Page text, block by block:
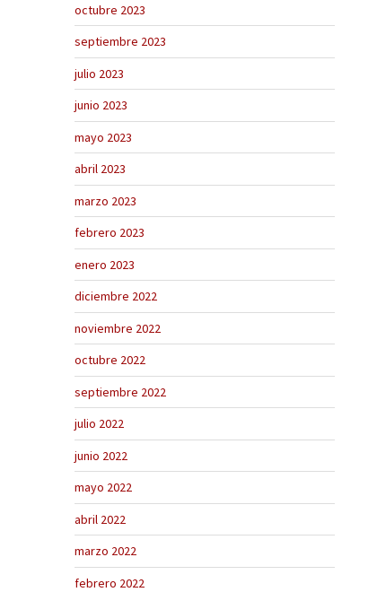
octubre 2023
septiembre 2023
julio 2023
junio 2023
mayo 2023
abril 2023
marzo 2023
febrero 2023
enero 2023
diciembre 2022
noviembre 2022
octubre 2022
septiembre 2022
julio 2022
junio 2022
mayo 2022
abril 2022
marzo 2022
febrero 2022